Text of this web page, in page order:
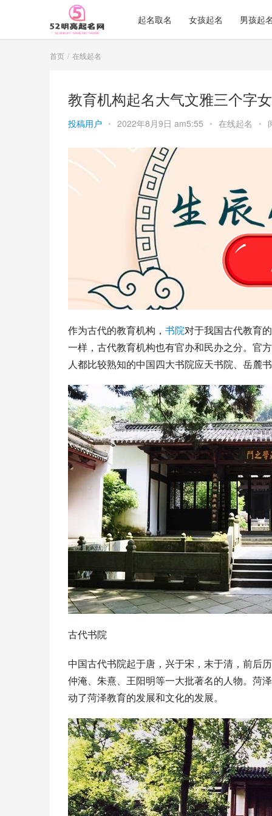
起名取名 女孩起名 男孩起
首页 在线起名
教育机构起名大气文雅三个字
投稿用户 • 2022年8月9日 am5:55 • 在线起名 •
作为古代的教育机构， 书院对于我国古代教育
一样，古代教育机构也有官办和民办之分。官
人都比较熟知的中国四大书院应天书院、岳麓
古代书院
中国古代书院起于唐，兴于宋，末于清，前后
仲淹、 朱熹、 王阳明等一大批著名的人物。 菏泽
动了菏泽教育的发展和文化的发展。